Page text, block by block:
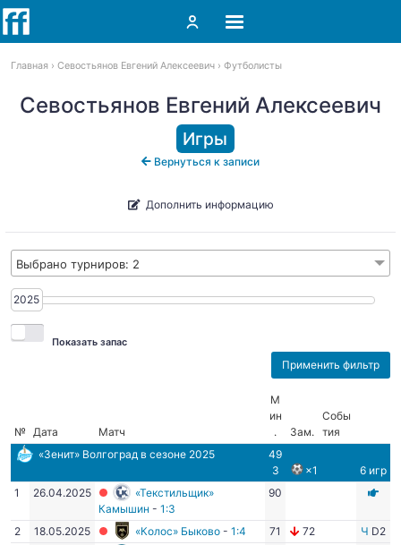
Главная Севостьянов Евгений Алексеевич Футболисты
Севостьянов Евгений Алексеевич
Игры
Вернуться к записи
Дополнить информацию
Выбрано турниров: 2
2025
2025
Показать запас
№ Дата Матч
М
ин
.
Зам.
Собы
тия
«Зенит» Волгоград в сезоне 2025
49
3
×1
6 игр
1
26.04.2025
«Текстильщик»
Камышин - 1:3
90
2 18.05.2025 «Колос» Быково- 1:4 71 72 Ч D2